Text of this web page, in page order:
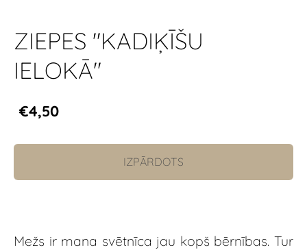
ZIEPES "KADIĶĪŠU
IELOKĀ"
€4,50
IZPĀRDOTS
Mežs ir mana svētnīca jau kopš bērnības. Tur